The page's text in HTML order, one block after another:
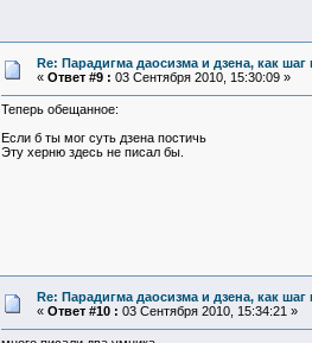
Re: Парадигма даосизма и дзена, как
« Ответ #9 : 03 Сентября 2010, 15:30:09 »
Теперь обещанное:
Если б ты мог суть дзена постичь
Эту херню здесь не писал бы.
Re: Парадигма даосизма и дзена, как
« Ответ #10 : 03 Сентября 2010, 15:34:21 »